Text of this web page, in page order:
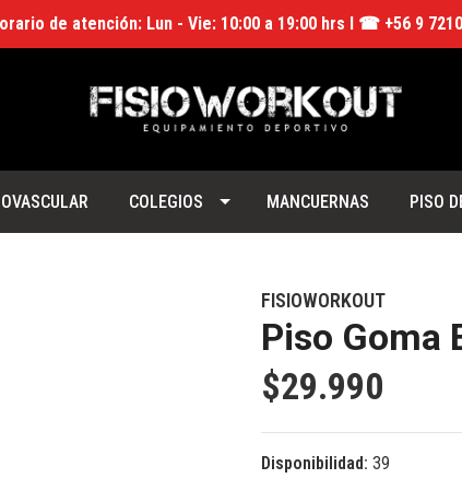
de atención: Lun - Vie: 10:00 a 19:00 hrs I ☎ +56 9
COLEGIOS MANCUERNAS PISO
FISIOWORKOUT
Piso Goma
$29.990
Disponibilidad: 39